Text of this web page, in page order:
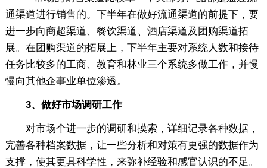
通渠道进行销售的。下半年在做好流通渠道的前提下，要
进一步向商超渠道、餐饮渠道、酒店渠道及团购渠道拓
展。在团购渠道的拓展上，下半年主要对系统人数和接待
任务比较多的工商、教育和林业三个系统多做工作，并慢
慢向其他企事业单位渗透。
3、做好市场调研工作
对市场个进一步的调研和摸索，详细记录各种数据，
完善各种档案数据，让一些分析和对策有更强的数据作为
支撑，使其更具科学性，来弥补经验和感官认识的不足。